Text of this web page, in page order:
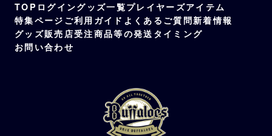
TOP ログイングッズ一覧プレイヤーズアイテム
特集ページ ご利用ガイド よくあるご質問新着情報
グッズ販売店受注商品等の発送タイミング
お問い合わせ